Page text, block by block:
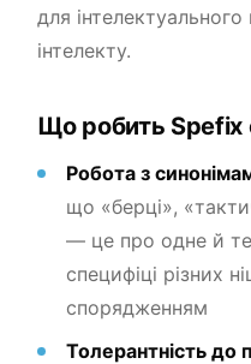
для
інтелекту.
Що робить Spefix
Робота з
що «берці»,
— це про одне й
специфіці різних
спорядженням
Толерантність до